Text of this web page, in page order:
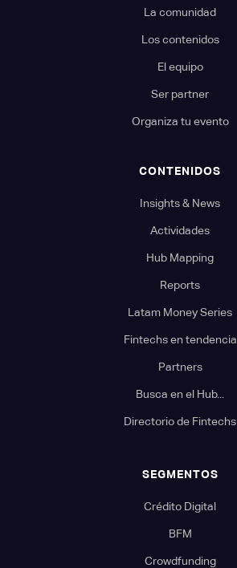
La comunidad
Los contenidos
El equipo
Ser partner
Organiza tu evento
CONTENIDOS
Insights & News
Actividades
Hub Mapping
Reports
Latam Money Series
Fintechs en tendencia
Partners
Busca en el Hub...
Directorio de Fintechs
SEGMENTOS
Crédito Digital
BFM
Crowdfunding